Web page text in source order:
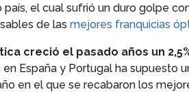
el cual sufrió un duro golpe
de las mejores franquicias
creció el pasado años un
España y Portugal ha supuesto
en el que se recabaron los